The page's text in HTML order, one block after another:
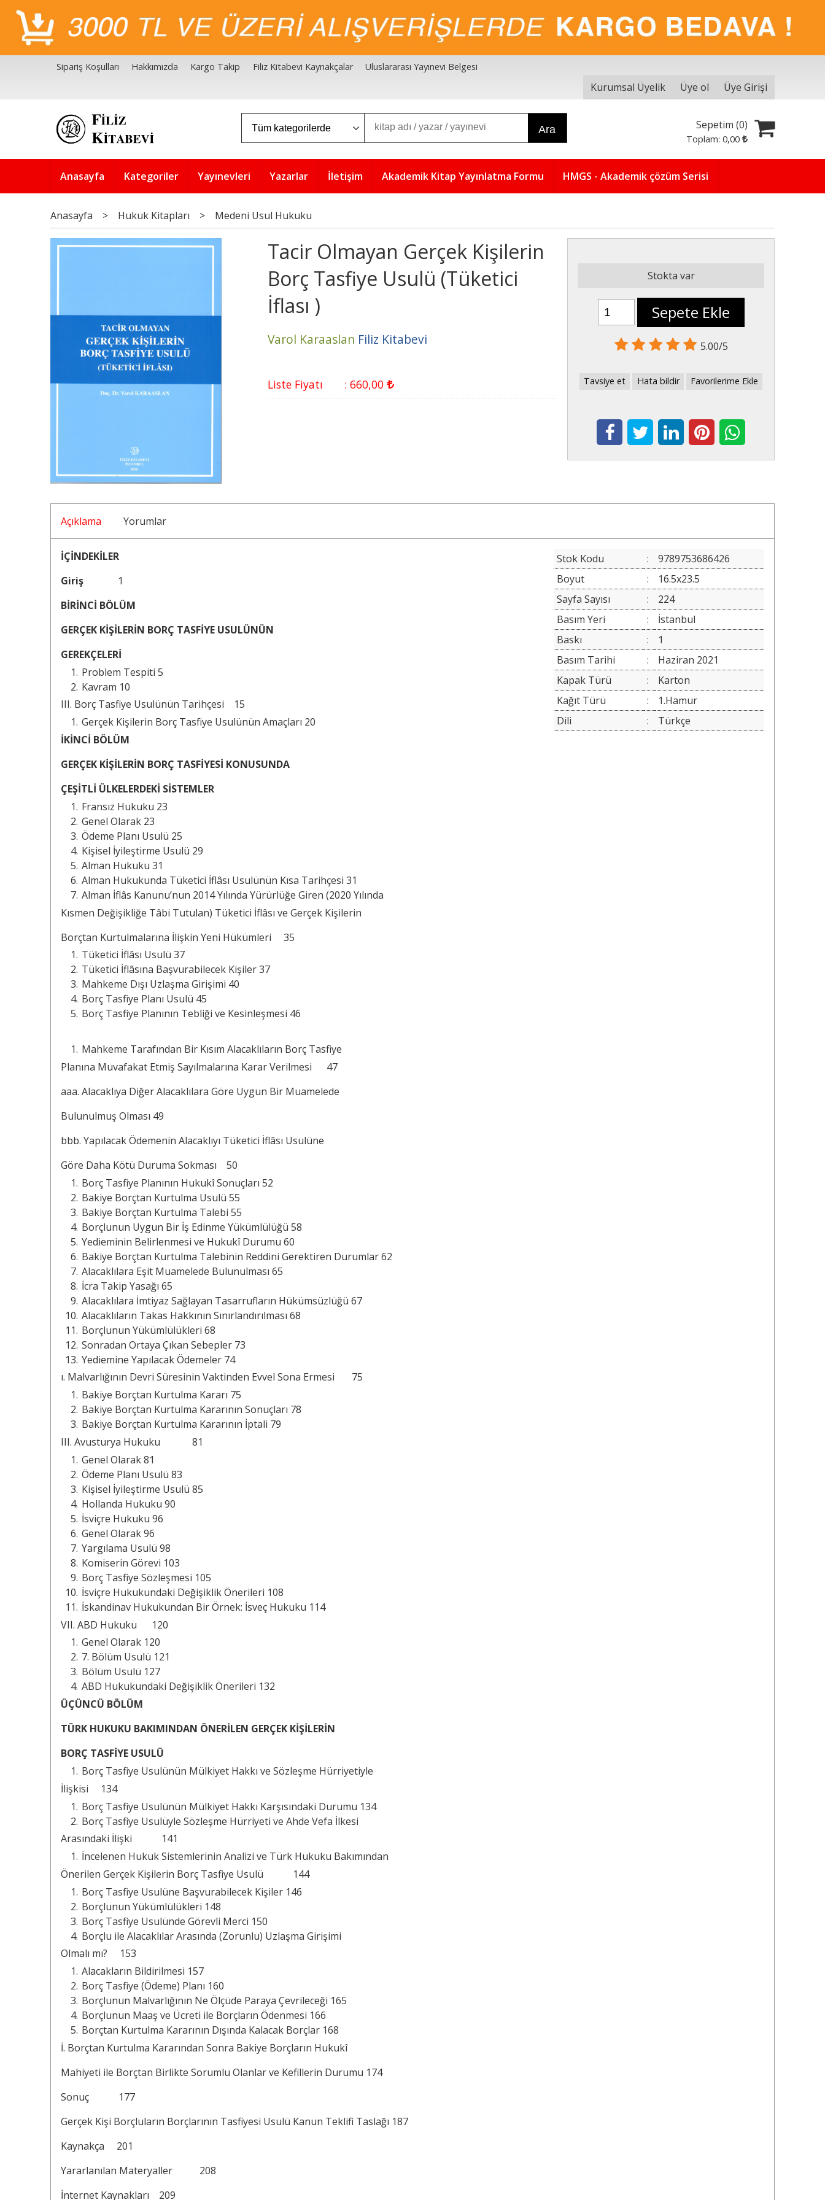
Sipariş Koşulları Hakkımızda Kargo Takip Filiz Kitabevi Kaynakçalar Uluslararası Yayınevi Belgesi
Kurumsal Üyelik Üye ol Üye Girişi
Ara Sepetim (0)
Toplam:0,00
Anasayfa Kategoriler Yayınevleri Yazarlar İletişim Akademik Kitap Yayınlatma Formu HMGS - Akademik çözüm Serisi
Anasayfa > Hukuk Kitapları > Medeni Usul Hukuku
Tacir Olmayan Gerçek Kişilerin
Borç Tasfiye Usulü (Tüketici
İflası )
Varol Karaaslan Filiz Kitabevi
Liste Fiyatı : 660,00
Stokta var
Sepete Ekle
5.00/5
Tavsiye et Hata bildir Favorilerime Ekle
Açıklama Yorumlar
İÇİNDEKİLER
Giriş 1
BİRİNCİ BÖLÜM
GERÇEK KİŞİLERİN BORÇ TASFİYE USULÜNÜN
GEREKÇELERİ
Problem Tespiti 5
Kavram 10
III. Borç Tasfiye Usulünün Tarihçesi 15
Gerçek Kişilerin Borç Tasfiye Usulünün Amaçları 20
İKİNCİ BÖLÜM
GERÇEK KİŞİLERİN BORÇ TASFİYESİ KONUSUNDA
ÇEŞİTLİ ÜLKELERDEKİ SİSTEMLER
Fransız Hukuku 23
Genel Olarak 23
Ödeme Planı Usulü 25
Kişisel İyileştirme Usulü 29
Alman Hukuku 31
Alman Hukukunda Tüketici İflâsı Usulünün Kısa Tarihçesi 31
Alman İflâs Kanunu’nun 2014 Yılında Yürürlüğe Giren (2020 Yılında
Kısmen Değişikliğe Tâbi Tutulan) Tüketici İflâsı ve Gerçek Kişilerin
Borçtan Kurtulmalarına İlişkin Yeni Hükümleri 35
Tüketici İflâsı Usulü 37
Tüketici İflâsına Başvurabilecek Kişiler 37
Mahkeme Dışı Uzlaşma Girişimi 40
Borç Tasfiye Planı Usulü 45
Borç Tasfiye Planının Tebliği ve Kesinleşmesi 46
Mahkeme Tarafından Bir Kısım Alacaklıların Borç Tasfiye
Planına Muvafakat Etmiş Sayılmalarına Karar Verilmesi 47
aaa. Alacaklıya Diğer Alacaklılara Göre Uygun Bir Muamelede
Bulunulmuş Olması 49
bbb. Yapılacak Ödemenin Alacaklıyı Tüketici İflâsı Usulüne
Göre Daha Kötü Duruma Sokması 50
Borç Tasfiye Planının Hukukî Sonuçları 52
Bakiye Borçtan Kurtulma Usulü 55
Bakiye Borçtan Kurtulma Talebi 55
Borçlunun Uygun Bir İş Edinme Yükümlülüğü 58
Yedieminin Belirlenmesi ve Hukukî Durumu 60
Bakiye Borçtan Kurtulma Talebinin Reddini Gerektiren Durumlar 62
Alacaklılara Eşit Muamelede Bulunulması 65
İcra Takip Yasağı 65
Alacaklılara İmtiyaz Sağlayan Tasarrufların Hükümsüzlüğü 67
Alacaklıların Takas Hakkının Sınırlandırılması 68
Borçlunun Yükümlülükleri 68
Sonradan Ortaya Çıkan Sebepler 73
Yediemine Yapılacak Ödemeler 74
ı. Malvarlığının Devri Süresinin Vaktinden Evvel Sona Ermesi 75
Bakiye Borçtan Kurtulma Kararı 75
Bakiye Borçtan Kurtulma Kararının Sonuçları 78
Bakiye Borçtan Kurtulma Kararının İptali 79
III. Avusturya Hukuku 81
Genel Olarak 81
Ödeme Planı Usulü 83
Kişisel İyileştirme Usulü 85
Hollanda Hukuku 90
İsviçre Hukuku 96
Genel Olarak 96
Yargılama Usulü 98
Komiserin Görevi 103
Borç Tasfiye Sözleşmesi 105
İsviçre Hukukundaki Değişiklik Önerileri 108
İskandinav Hukukundan Bir Örnek: İsveç Hukuku 114
VII. ABD Hukuku 120
Genel Olarak 120
7. Bölüm Usulü 121
Bölüm Usulü 127
ABD Hukukundaki Değişiklik Önerileri 132
ÜÇÜNCÜ BÖLÜM
TÜRK HUKUKU BAKIMINDAN ÖNERİLEN GERÇEK KİŞİLERİN
BORÇ TASFİYE USULÜ
Borç Tasfiye Usulünün Mülkiyet Hakkı ve Sözleşme Hürriyetiyle
İlişkisi 134
Borç Tasfiye Usulünün Mülkiyet Hakkı Karşısındaki Durumu 134
Borç Tasfiye Usulüyle Sözleşme Hürriyeti ve Ahde Vefa İlkesi
Arasındaki İlişki 141
İncelenen Hukuk Sistemlerinin Analizi ve Türk Hukuku Bakımından
Önerilen Gerçek Kişilerin Borç Tasfiye Usulü 144
Borç Tasfiye Usulüne Başvurabilecek Kişiler 146
Borçlunun Yükümlülükleri 148
Borç Tasfiye Usulünde Görevli Merci 150
Borçlu ile Alacaklılar Arasında (Zorunlu) Uzlaşma Girişimi
Olmalı mı? 153
Alacakların Bildirilmesi 157
Borç Tasfiye (Ödeme) Planı 160
Borçlunun Malvarlığının Ne Ölçüde Paraya Çevrileceği 165
Borçlunun Maaş ve Ücreti ile Borçların Ödenmesi 166
Borçtan Kurtulma Kararının Dışında Kalacak Borçlar 168
İ. Borçtan Kurtulma Kararından Sonra Bakiye Borçların Hukukî
Mahiyeti ile Borçtan Birlikte Sorumlu Olanlar ve Kefillerin Durumu 174
Sonuç 177
Gerçek Kişi Borçluların Borçlarının Tasfiyesi Usulü Kanun Teklifi Taslağı 187
Kaynakça 201
Yararlanılan Materyaller 208
İnternet Kaynakları 209
Stok Kodu :
9789753686426
Boyut
:
16.5x23.5
Sayfa Sayısı
:
224
Basım Yeri
:
İstanbul
Baskı
:
1
Basım Tarihi
:
Haziran 2021
Kapak Türü
:
Karton
Kağıt Türü
:
1.Hamur
Dili
: Türkçe